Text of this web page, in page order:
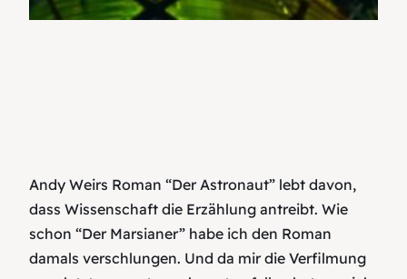
Andy Weirs Roman “Der Astronaut” lebt davon,
dass Wissenschaft die Erzählung antreibt. Wie
schon “Der Marsianer” habe ich den Roman
damals verschlungen. Und da mir die Verfilmung